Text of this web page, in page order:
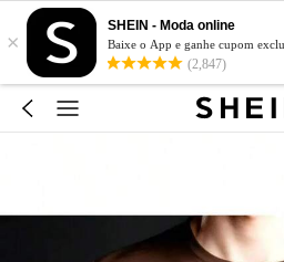
×
SHEIN - Moda online
Baixe o App e ganhe cupom
(2,847)